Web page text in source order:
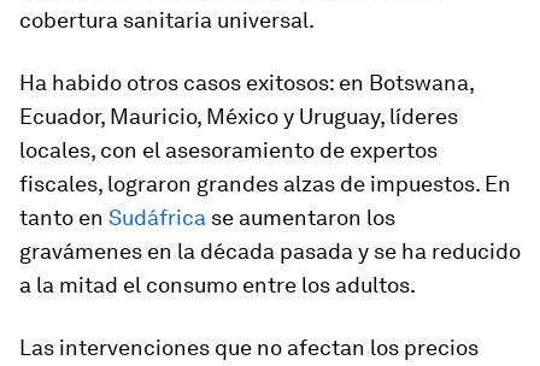
cobertura sanitaria universal.
Ha habido otros casos exitosos: en Botswana,
Ecuador, Mauricio, México y Uruguay, líderes
locales, con el asesoramiento de expertos
fiscales, lograron grandes alzas de impuestos. En
tanto en Sudáfrica se aumentaron los
gravámenes en la década pasada y se ha reducido
a la mitad el consumo entre los adultos.
Las intervenciones que no afectan los precios